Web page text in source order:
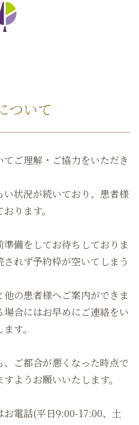
ついて
ご理解・ご協力をいただき
状況が続いており、患者様
ります。
備をしてお待ちしておりま
れず予約枠が空いてしまう
の患者様へご案内ができま
合にはお早めにご連絡をい
す。
ご都合が悪くなった時点で
ようお願いいたします。
電話(平日9:00-17:00、土